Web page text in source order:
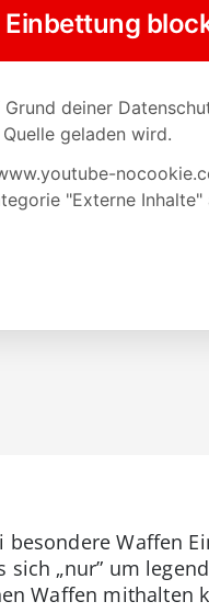
Waffen
„nur” um
Waffen mithalten